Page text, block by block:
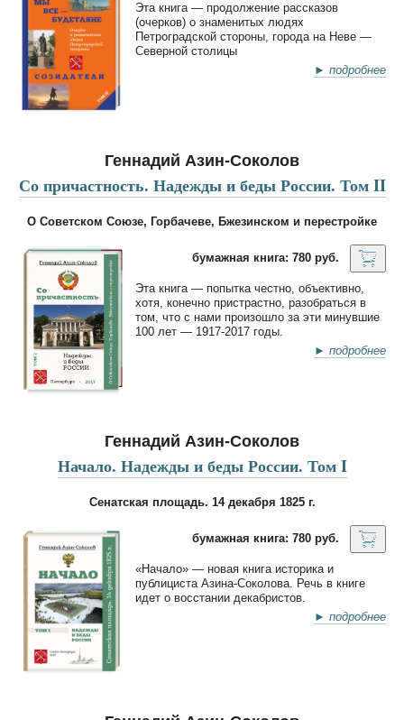
Эта книга — продолжение рассказов
(очерков) о знаменитых людях
Петроградской стороны, города на Неве —
Северной столицы
► подробнее
Геннадий Азин-Соколов
Со причастность. Надежды и беды России. Том II
О Советском Союзе, Горбачеве, Бжезинском и перестройке
бумажная книга: 780 руб.
Эта книга — попытка честно, объективно,
хотя, конечно пристрастно, разобраться в
том, что с нами произошло за эти минувшие
100 лет — 1917-2017 годы.
► подробнее
Геннадий Азин-Соколов
Начало. Надежды и беды России. Том I
Сенатская площадь. 14 декабря 1825 г.
бумажная книга: 780 руб.
«Начало» — новая книга историка и
публициста Азина-Соколова. Речь в книге
идет о восстании декабристов.
► подробнее